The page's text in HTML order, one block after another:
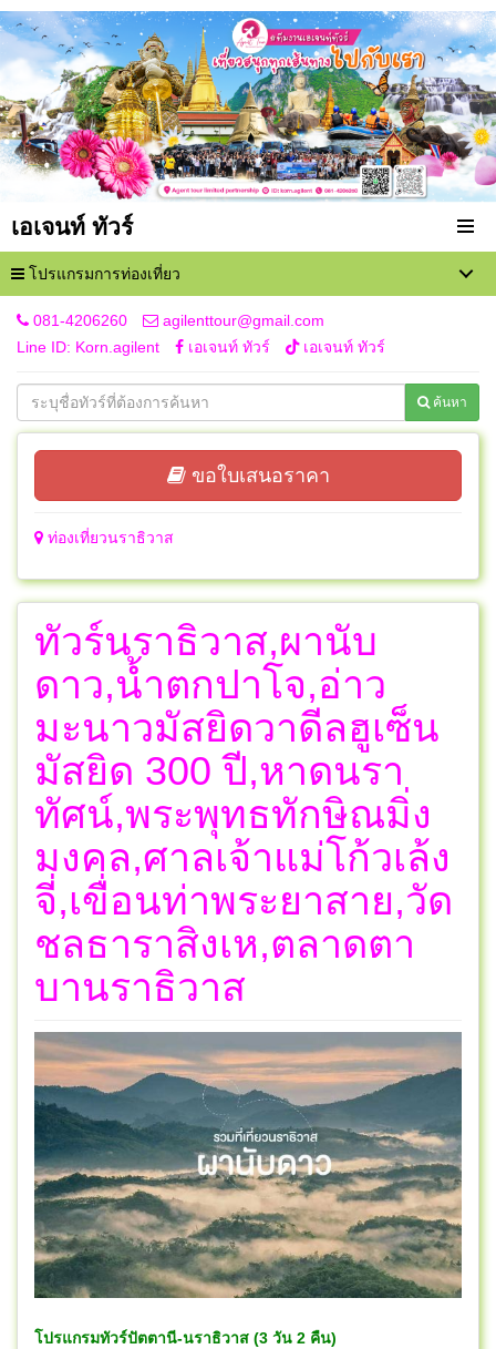
เอเจนท์ ทัวร์
โปรแกรมการท่องเที่ยว
081-4206260
agilenttour@gmail.com
Line ID: Korn.agilent
เอเจนท์ ทัวร์ เอเจนท์ ทัวร์
ค้นหา
ขอใบเสนอราคา
ท่องเที่ยวนราธิวาส
ทัวร์นราธิวาส,ผานับ
ดาว,น้ำตกปาโจ,อ่าว
มะนาวมัสยิดวาดีลฮูเซ็น
มัสยิด 300 ปี,หาดนรา
ทัศน์,พระพุทธทักษิณมิ่ง
มงคล,ศาลเจ้าแม่โก้วเล้ง
จี่,เขื่อนท่าพระยาสาย,วัด
ชลธาราสิงเห,ตลาดตา
บานราธิวาส
โปรแกรมทัวร์ปัตตานี-นราธิวาส (3 วัน 2 คืน)